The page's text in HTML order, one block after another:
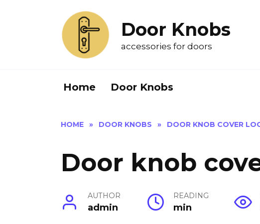
Door Knobs
accessories for doors
Home Door Knobs
HOME » DOOR KNOBS » DOOR KNOB COVER
Door knob
AUTHOR
admin
READING
min